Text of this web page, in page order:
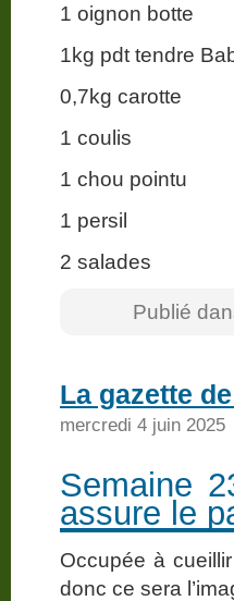
1 oignon botte
1kg pdt tendre
0,7kg carotte
1 coulis
1 chou pointu
1 persil
2 salades
Publié
La gazette
mercredi 4 juin 2025
Semaine
assure le
Occupée à
donc ce sera